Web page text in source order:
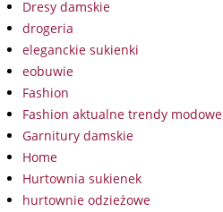
Dresy damskie
drogeria
eleganckie sukienki
eobuwie
Fashion
Fashion aktualne trendy modowe
Garnitury damskie
Home
Hurtownia sukienek
hurtownie odzieżowe